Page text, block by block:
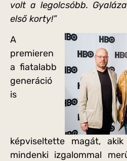
volt a legolcsóbb.
első korty!”
A
premieren
a fiatalabb
generáció
is
képviseltette magát,
mindenki izgalommal